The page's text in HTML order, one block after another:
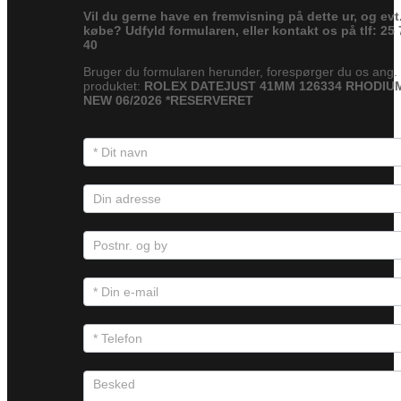
Vil du gerne have en fremvisning på dette ur, og
købe? Udfyld formularen, eller kontakt os på tlf: 25
40
Bruger du formularen herunder, forespørger du os ang.
produktet: ROLEX DATEJUST 41MM 126334
NEW 06/2026 *RESERVERET